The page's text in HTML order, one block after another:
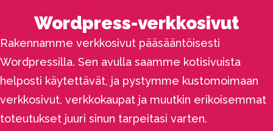
Wordpress-verkkosivut
Rakennamme verkkosivut pääsääntöisesti
Wordpressilla. Sen avulla saamme kotisivuista
helposti käytettävät, ja pystymme kustomoimaan
verkkosivut, verkkokaupat ja muutkin erikoisemmat
toteutukset juuri sinun tarpeitasi varten.